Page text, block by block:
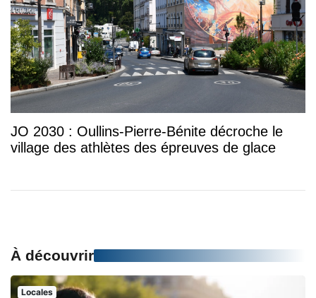
JO 2030 : Oullins-Pierre-Bénite décroche le
village des athlètes des épreuves de glace
À découvrir
Locales